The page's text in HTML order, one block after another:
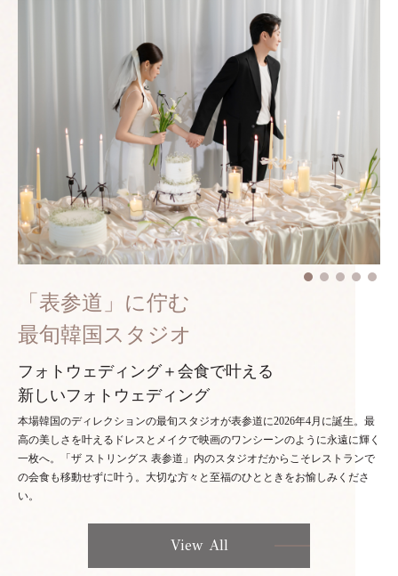
「表参道」に佇む
最旬韓国スタジオ
フォトウェディング＋会食で叶える
新しいフォトウェディング
本場韓国のディレクションの最旬スタジオが表参道に2026年4月に誕生。最
高の美しさを叶えるドレスとメイクで映画のワンシーンのように永遠に輝く
一枚へ。「ザ ストリングス 表参道」内のスタジオだからこそレストランで
の会食も移動せずに叶う。大切な方々と至福のひとときをお愉しみくださ
い。
View All